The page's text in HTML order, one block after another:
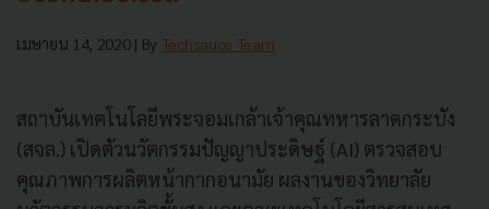
เมษายน 14, 2020 | By Techsauce Team
สถาบันเทคโนโลยีพระจอมเกล้าเจ้าคุณทหารลาดกระบัง
(สจล.) เปิดตัวนวัตกรรมปัญญาประดิษฐ์ (AI) ตรวจสอบ
คุณภาพการผลิตหน้ากากอนามัย ผลงานของวิทยาลัย